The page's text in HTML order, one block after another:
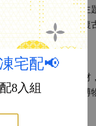
宅配📢
8入組
以復古元素作為設計主
細膩筆觸，將美式復
質量的文具與禮 品。
印刷及義大利高級紙
道具上，成為各大博